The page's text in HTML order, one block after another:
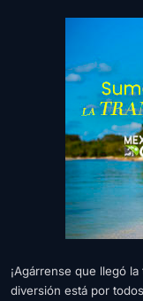
¡Agárrense que llegó
diversión está por